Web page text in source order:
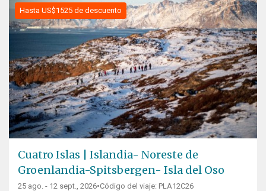
Hasta US$1525 de descuento
Cuatro Islas | Islandia- Noreste de
Groenlandia-Spitsbergen- Isla del Oso
25 ago. - 12 sept., 2026•Código del viaje: PLA12C26